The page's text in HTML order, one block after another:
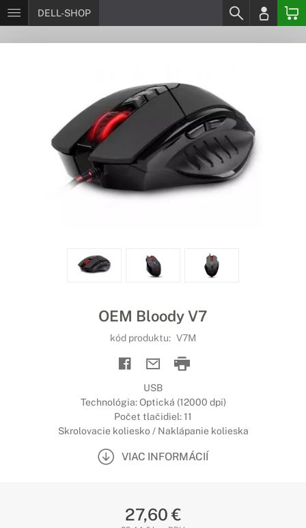
DELL-SHOP
OEM Bloody V7
kód produktu: V7M
USB
Technológia: Optická (12000 dpi)
Počet tlačidiel: 11
Skrolovacie koliesko / Naklápanie kolieska
VIAC INFORMÁCIÍ
27,60 €